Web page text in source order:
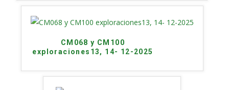
CM068 y CM100
exploraciones13, 14- 12-2025